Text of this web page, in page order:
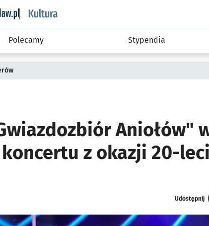
wroclaw.pl podserwis: Kultura
Polecamy Stypendia
Aniołów"
z okazji 20-
Udostępnij